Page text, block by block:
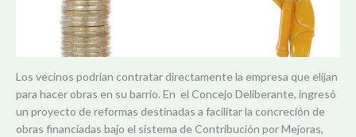
Los vecinos podrían contratar directamente la empresa que elijan
para hacer obras en su barrio. En el Concejo Deliberante, ingresó
un proyecto de reformas destinadas a facilitar la concreción de
obras financiadas bajo el sistema de Contribución por Mejoras,